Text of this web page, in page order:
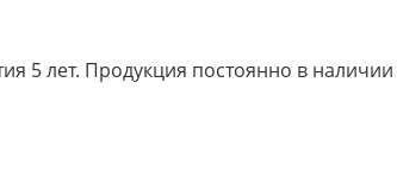
5 лет. Продукция постоянно в